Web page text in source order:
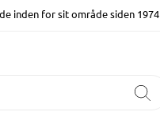
inden for sit område siden 1974